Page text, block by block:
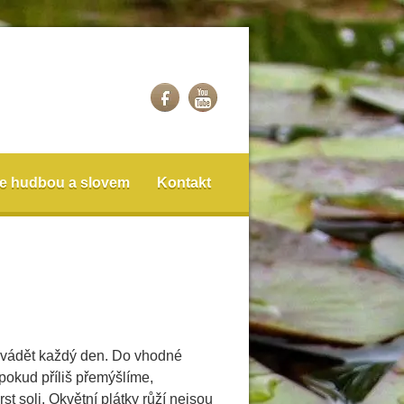
hudbou a slovem Kontakt
každý den. Do vhodné
příliš přemýšlíme,
soli. Okvětní plátky růží nejsou